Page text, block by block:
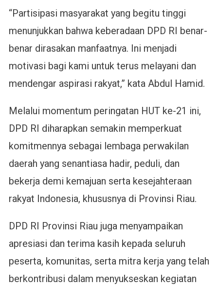
“Partisipasi masyarakat yang begitu tinggi
menunjukkan bahwa keberadaan DPD RI benar-
benar dirasakan manfaatnya. Ini menjadi
motivasi bagi kami untuk terus melayani dan
mendengar aspirasi rakyat,” kata Abdul Hamid.
Melalui momentum peringatan HUT ke-21 ini,
DPD RI diharapkan semakin memperkuat
komitmennya sebagai lembaga perwakilan
daerah yang senantiasa hadir, peduli, dan
bekerja demi kemajuan serta kesejahteraan
rakyat Indonesia, khususnya di Provinsi Riau.
DPD RI Provinsi Riau juga menyampaikan
apresiasi dan terima kasih kepada seluruh
peserta, komunitas, serta mitra kerja yang telah
berkontribusi dalam menyukseskan kegiatan